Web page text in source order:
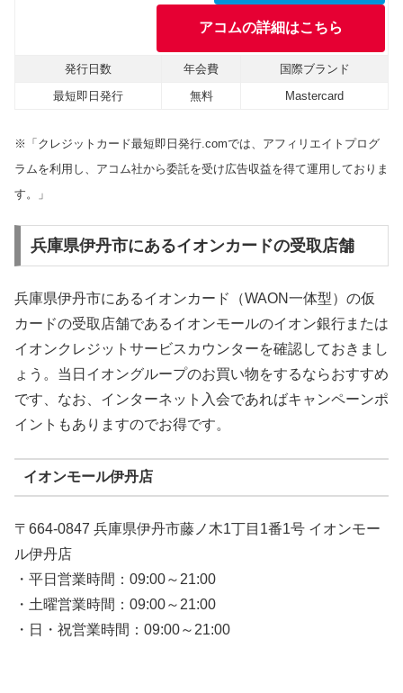
アコムの詳細はこちら
発行日数 年会費
国際ブランド
最短即日発行
無料 Mastercard
※「クレジットカード最短即日発行.comでは、アフィリエイトプログ
ラムを利用し、アコム社から委託を受け広告収益を得て運用しておりま
す。」
兵庫県伊丹市にあるイオンカードの受取店舗
兵庫県伊丹市にあるイオンカード（WAON一体型）の仮
カードの受取店舗であるイオンモールのイオン銀行または
イオンクレジットサービスカウンターを確認しておきまし
ょう。当日イオングループのお買い物をするならおすすめ
です、なお、インターネット入会であればキャンペーンポ
イントもありますのでお得です。
イオンモール伊丹店
〒664-0847 兵庫県伊丹市藤ノ木1丁目1番1号 イオンモー
ル伊丹店
・平日営業時間：09:00～21:00
・土曜営業時間：09:00～21:00
・日・祝営業時間：09:00～21:00